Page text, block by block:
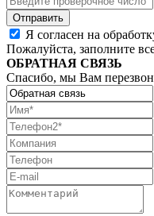
Я согласен на
Пожалуйста, заполните
ОБРАТНАЯ СВЯЗЬ
Спасибо, мы Вам